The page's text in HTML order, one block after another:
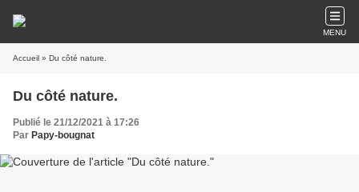
MENU
Accueil » Du côté nature.
Du côté nature.
Publié le 21/12/2021 à 17:26
Par Papy-bougnat